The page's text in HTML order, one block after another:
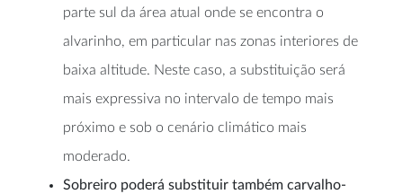
parte sul da área atual onde se encontra o
alvarinho, em particular nas zonas interiores de
baixa altitude. Neste caso, a substituição será
mais expressiva no intervalo de tempo mais
próximo e sob o cenário climático mais
moderado.
Sobreiro poderá substituir também carvalho-